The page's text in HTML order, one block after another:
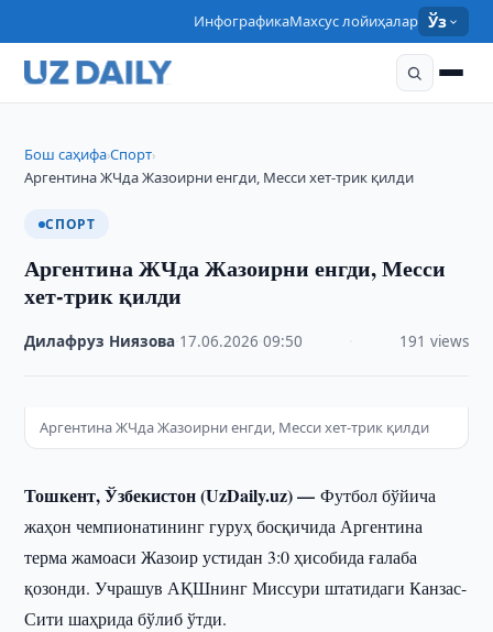
ИнфографикаМахсус лойиҳалар Ўз
Бош саҳифа›Спорт›
Аргентина ЖЧда Жазоирни енгди, Месси хет-трик қилди
СПОРТ
Аргентина ЖЧда Жазоирни енгди, Месси
хет-трик қилди
Дилафруз Ниязова 17.06.2026 ·09:50 191 views
Аргентина ЖЧда Жазоирни енгди, Месси хет-трик қилди
Тошкент, Ўзбекистон (UzDaily.uz) —Футбол бўйича
жаҳон чемпионатининг гуруҳ босқичида Аргентина
терма жамоаси Жазоир устидан 3:0 ҳисобида ғалаба
қозонди. Учрашув АҚШнинг Миссури штатидаги Канзас-
Сити шаҳрида бўлиб ўтди.